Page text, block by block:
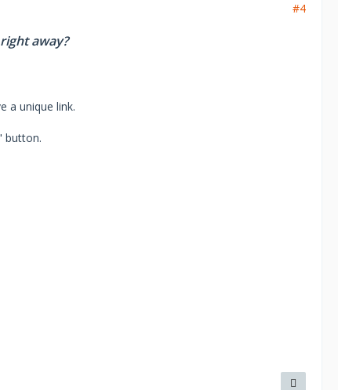
#4
away?
a unique link.
button.